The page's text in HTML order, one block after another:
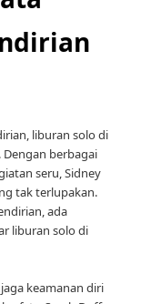
liburan solo di
berbagai
seru, Sidney
tak terlupakan.
ada
liburan solo di
keamanan diri